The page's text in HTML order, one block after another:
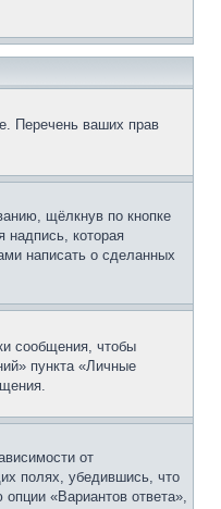
Перечень ваших прав
щёлкнув по кнопке
надпись, которая
написать о сделанных
сообщения, чтобы
пункта «Личные
от
полях, убедившись, что
«Вариантов ответа»,